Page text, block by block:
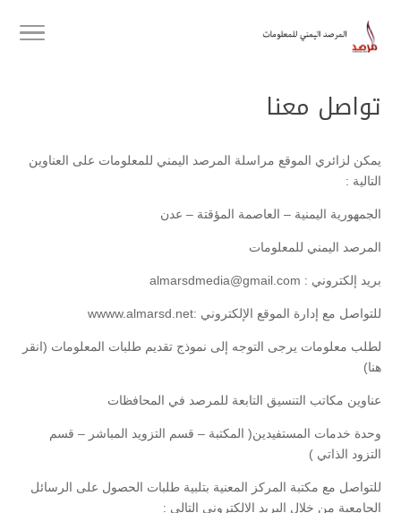
تواصل معنا
يمكن لزائري الموقع مراسلة المرصد اليمني للمعلومات على العناوين
التالية :
الجمهورية اليمنية – العاصمة المؤقتة – عدن
المرصد اليمني للمعلومات
بريد إلكتروني : almarsdmedia@gmail.com
للتواصل مع إدارة الموقع الإلكتروني :wwww.almarsd.net
لطلب معلومات يرجى التوجه إلى نموذج تقديم طلبات المعلومات (انقر
هنا)
عناوين مكاتب التنسيق التابعة للمرصد في المحافظات
وحدة خدمات المستفيدين( المكتبة – قسم التزويد المباشر – قسم
التزود الذاتي )
للتواصل مع مكتبة المركز المعنية بتلبية طلبات الحصول على الرسائل
الجامعية من خلال البريد الالكتروني التالي :